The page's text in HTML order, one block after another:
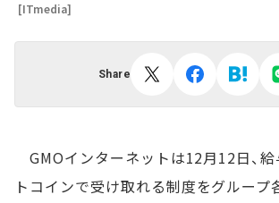
[ITmedia]
Share
GMOインターネットは12月12日、
トコインで受け取れる制度をグループ